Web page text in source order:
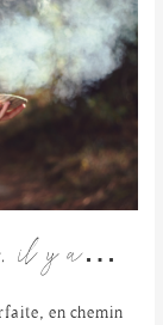
il y a…
en chemin